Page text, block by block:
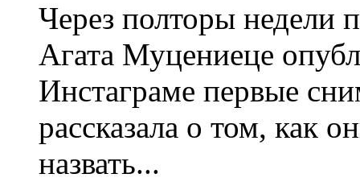
Через полторы недели
Агата Муцениеце
Инстаграме первые
рассказала о том, как
назвать...